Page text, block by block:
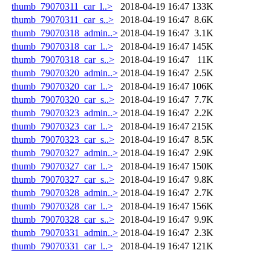
thumb_79070311_car_l..>
2018-04-19 16:47 133K
thumb_79070311_car_s..>
2018-04-19 16:47 8.6K
thumb_79070318_admin..> 2018-04-19 16:47 3.1K
thumb_79070318_car_l..>
2018-04-19 16:47 145K
thumb_79070318_car_s..>
2018-04-19 16:47
11K
thumb_79070320_admin..> 2018-04-19 16:47 2.5K
thumb_79070320_car_l..>
2018-04-19 16:47 106K
thumb_79070320_car_s..>
2018-04-19 16:47 7.7K
thumb_79070323_admin..> 2018-04-19 16:47 2.2K
thumb_79070323_car_l..>
2018-04-19 16:47 215K
thumb_79070323_car_s..>
2018-04-19 16:47 8.5K
thumb_79070327_admin..> 2018-04-19 16:47 2.9K
thumb_79070327_car_l..>
2018-04-19 16:47 150K
thumb_79070327_car_s..>
2018-04-19 16:47 9.8K
thumb_79070328_admin..> 2018-04-19 16:47 2.7K
thumb_79070328_car_l..>
2018-04-19 16:47 156K
thumb_79070328_car_s..>
2018-04-19 16:47 9.9K
thumb_79070331_admin..> 2018-04-19 16:47 2.3K
thumb_79070331_car_l..>
2018-04-19 16:47 121K